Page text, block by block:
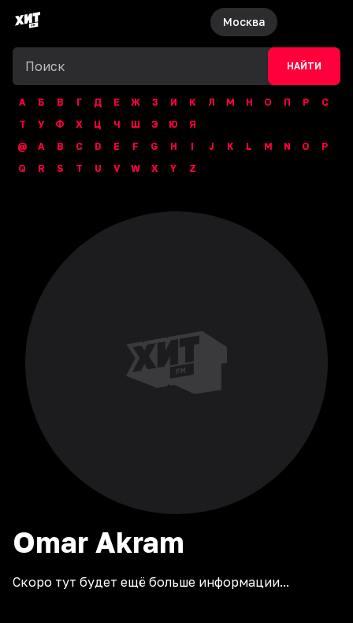
Москва
НАЙТИ
А Б В Г Д Е Ж З И К Л М Н О П Р
С
Т
У Ф Х Ц Ч Ш Э Ю
Я
@
A B C D E F G H I J K L M N O
P
Q
R S T U V W X Y Z
Omar Akram
Скоро тут будет ещё больше информации...